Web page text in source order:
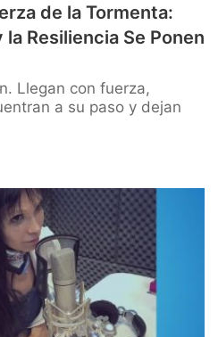
de la Tormenta:
Resiliencia Se Ponen
Llegan con fuerza,
a su paso y dejan